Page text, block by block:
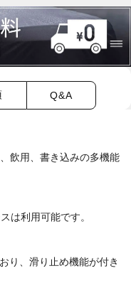
Q&A
飲用、書き込みの多機能
は利用可能です。
り、滑り止め機能が付き